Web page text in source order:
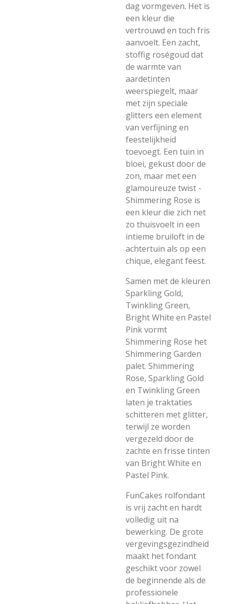
dag vormgeven. Het is
een kleur die
vertrouwd en toch fris
aanvoelt. Een zacht,
stoffig roségoud dat
de warmte van
aardetinten
weerspiegelt, maar
met zijn speciale
glitters een element
van verfijning en
feestelijkheid
toevoegt. Een tuin in
bloei, gekust door de
zon, maar met een
glamoureuze twist -
Shimmering Rose is
een kleur die zich net
zo thuisvoelt in een
intieme bruiloft in de
achtertuin als op een
chique, elegant feest.
Samen met de kleuren
Sparkling Gold,
Twinkling Green,
Bright White en Pastel
Pink vormt
Shimmering Rose het
Shimmering Garden
palet. Shimmering
Rose, Sparkling Gold
en Twinkling Green
laten je traktaties
schitteren met glitter,
terwijl ze worden
vergezeld door de
zachte en frisse tinten
van Bright White en
Pastel Pink.
FunCakes rolfondant
is vrij zacht en hardt
volledig uit na
bewerking. De grote
vergevingsgezindheid
maakt het fondant
geschikt voor zowel
de beginnende als de
professionele